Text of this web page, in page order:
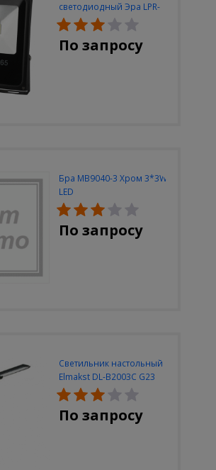
светодиодный Эра LPR-
30W-6500K-M
По запросу
Бра MB9040-3 Хром 3*3W
LED
По запросу
Светильник настольный
Elmakst DL-B2003C G23
черный струбцина
По запросу